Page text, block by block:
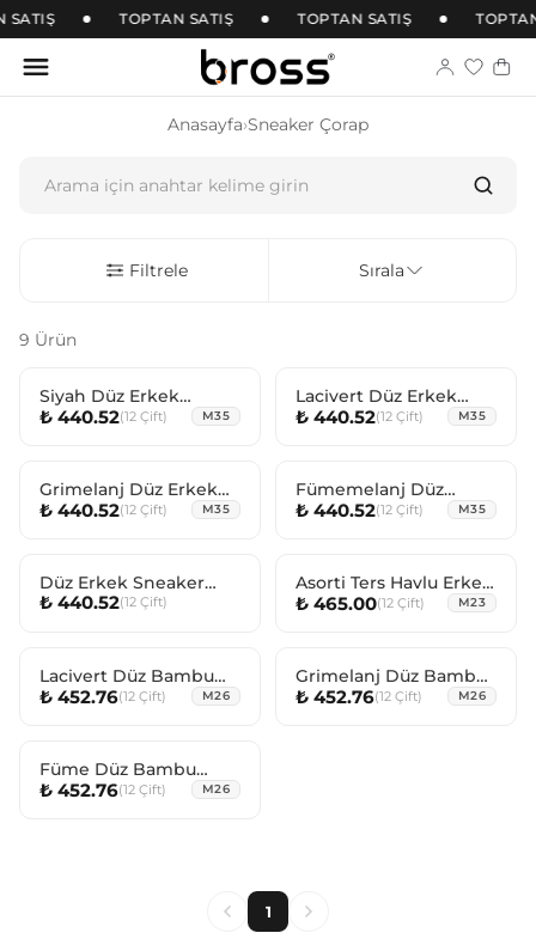
SATIŞ TOPTAN SATIŞ TOPTAN SATIŞ
Anasayfa›Sneaker Çorap
Filtrele Sırala
9 Ürün
Siyah Düz Erkek
Sneaker Çorabı
₺ 440.52(12 Çift) M35
Lacivert Düz Erkek
Sneaker Çorabı
₺ 440.52(12 Çift) M35
Grimelanj Düz Erkek
Sneaker Çorabı
₺ 440.52(12 Çift) M35
Fümemelanj Düz
Erkek Sneaker Çorabı
₺ 440.52(12 Çift) M35
Düz Erkek Sneaker
Çorabı
₺ 440.52(12 Çift)
Asorti Ters Havlu Erkek
Sneaker Çorabı
₺ 465.00(12 Çift) M23
Lacivert Düz Bambu
Sneaker
₺ 452.76(12 Çift) M26
Grimelanj Düz Bambu
Sneaker
₺ 452.76(12 Çift) M26
Füme Düz Bambu
Sneaker
₺ 452.76(12 Çift) M26
1